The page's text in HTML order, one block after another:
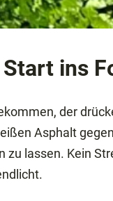
ins
der
Asphalt
lassen. Kein